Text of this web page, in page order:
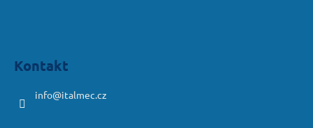
Kontakt
info@italmec.cz